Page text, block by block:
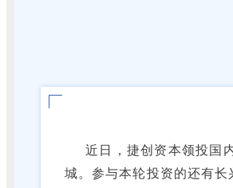
近日，捷创资本领投国
城。参与本轮投资的还有